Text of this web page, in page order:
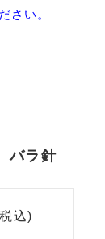
さい。
バラ針
込)